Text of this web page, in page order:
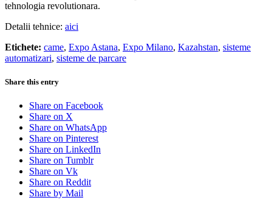
tehnologia revolutionara.
Detalii tehnice: aici
Etichete: came, Expo Astana, Expo Milano, Kazahstan, sisteme
automatizari, sisteme de parcare
Share this entry
Share on Facebook
Share on X
Share on WhatsApp
Share on Pinterest
Share on LinkedIn
Share on Tumblr
Share on Vk
Share on Reddit
Share by Mail